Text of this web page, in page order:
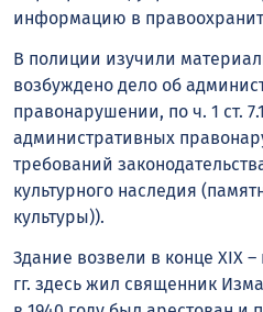
информацию в
В полиции изучили
возбуждено дело об
правонарушении, по ч. 1 ст.
административных
требований
культурного наследия
культуры)).
Здание возвели в конце XIX –
гг. здесь жил священник